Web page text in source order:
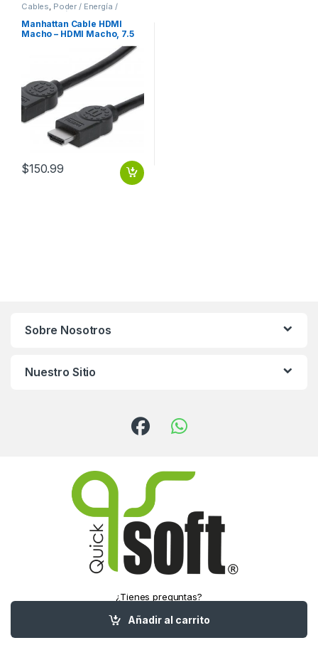
Añadir al carrito
Cables Poder / Energía /
Alimentación
Manhattan Cable HDMI
Macho – HDMI Macho, 7.5
$150.99
Sobre Nosotros
Nuestro Sitio
¿Tienes preguntas?
(55) 5016-1321